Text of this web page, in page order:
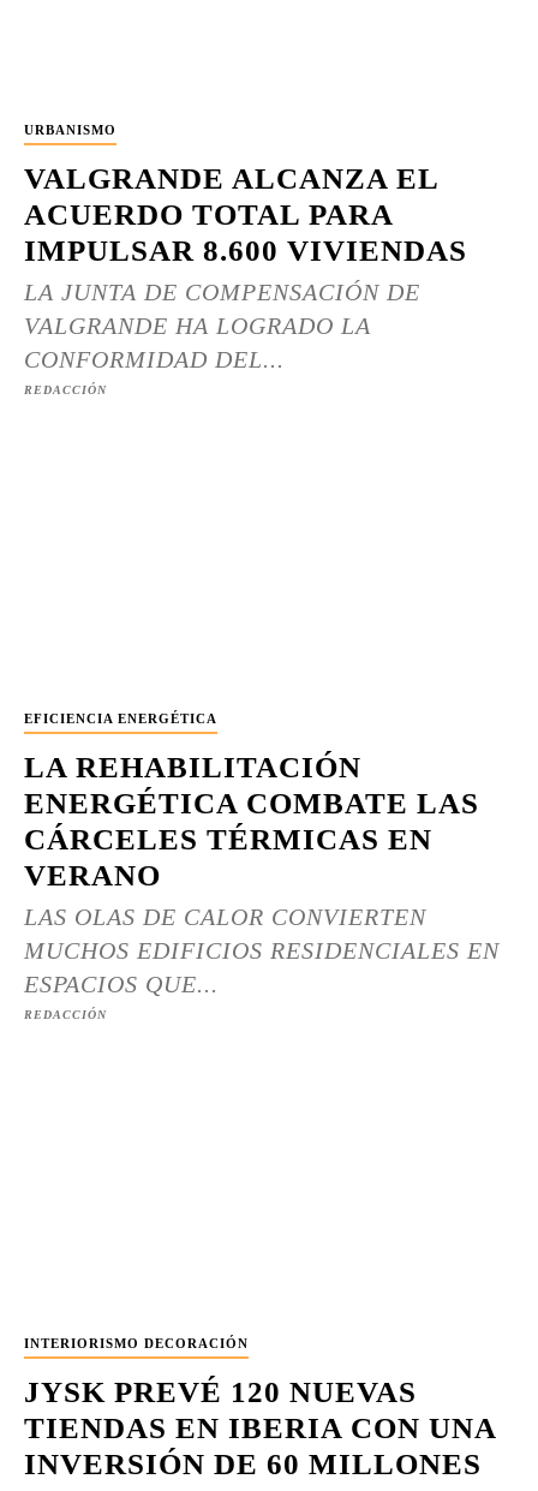
URBANISMO
VALGRANDE ALCANZA EL
ACUERDO TOTAL PARA
IMPULSAR 8.600 VIVIENDAS
LA JUNTA DE COMPENSACIÓN DE
VALGRANDE HA LOGRADO LA
CONFORMIDAD DEL...
REDACCIÓN
EFICIENCIA ENERGÉTICA
LA REHABILITACIÓN
ENERGÉTICA COMBATE LAS
CÁRCELES TÉRMICAS EN
VERANO
LAS OLAS DE CALOR CONVIERTEN
MUCHOS EDIFICIOS RESIDENCIALES EN
ESPACIOS QUE...
REDACCIÓN
INTERIORISMO DECORACIÓN
JYSK PREVÉ 120 NUEVAS
TIENDAS EN IBERIA CON UNA
INVERSIÓN DE 60 MILLONES